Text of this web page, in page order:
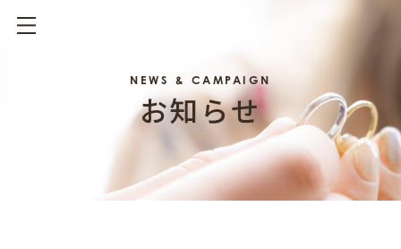
NEWS & CAMPAIGN
お知らせ